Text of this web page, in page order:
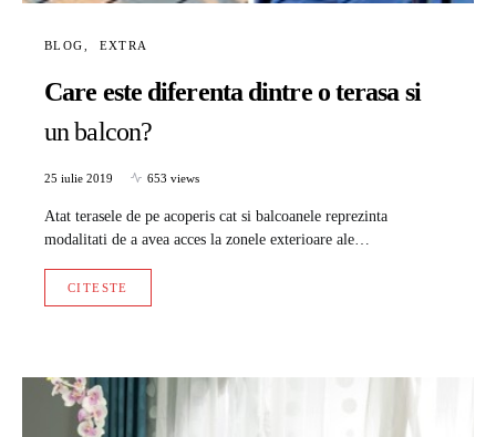
BLOG EXTRA
Care este diferenta dintre o terasa si
un balcon?
25 iulie 2019 653 views
Atat terasele de pe acoperis cat si balcoanele reprezinta
modalitati de a avea acces la zonele exterioare ale…
CITESTE